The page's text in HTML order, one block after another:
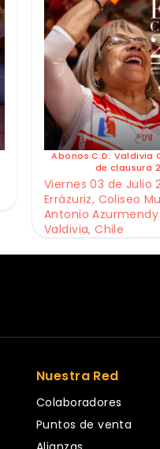
Abonos C.D. Valdivia
de clausura
Viernes 03 de Julio
Errázuriz, Coliseo
Antonio Azurmendy
Valdivia, Chile
Nuestra Red
Colaboradores
Puntos de venta